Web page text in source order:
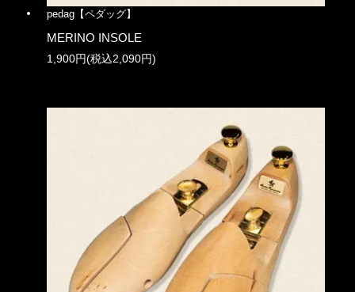
pedag【ペダッグ】
MERINO INSOLE
1,900円(税込2,090円)